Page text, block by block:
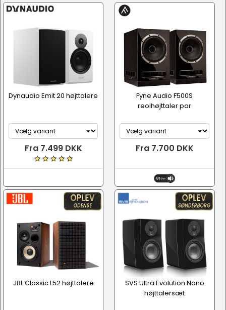
Dynaudio Emit 20 højttalere
Fra 7.499 DKK
Fyne Audio F500S
reolhøjttaler par
Fra 7.700 DKK
JBL Classic L52 højttalere
SVS Ultra Evolution Nano
højttalersæt